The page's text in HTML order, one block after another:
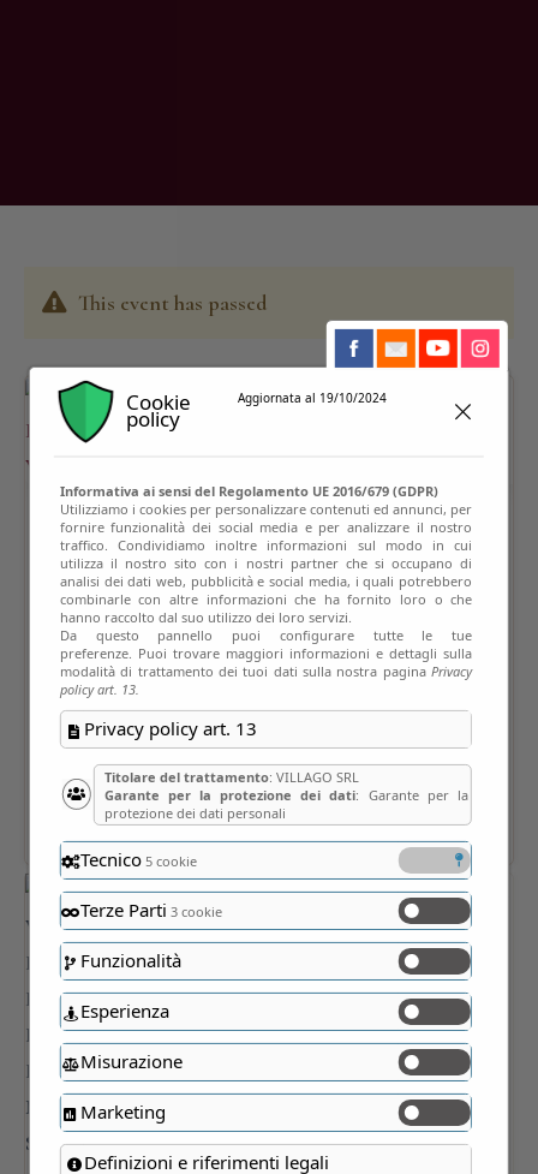
This event has passed
Cookie
policy
Aggiornata al 19/10/2024
Informativa ai sensi del Regolamento UE 2016/679 (GDPR)
Utilizziamo i cookies per personalizzare contenuti ed annunci, per
fornire funzionalità dei social media e per analizzare il nostro
traffico. Condividiamo inoltre informazioni sul modo in cui
utilizza il nostro sito con i nostri partner che si occupano di
analisi dei dati web, pubblicità e social media, i quali potrebbero
combinarle con altre informazioni che ha fornito loro o che
hanno raccolto dal suo utilizzo dei loro servizi.
Da questo pannello puoi configurare tutte le tue
preferenze. Puoi trovare maggiori informazioni e dettagli sulla
modalità di trattamento dei tuoi dati sulla nostra paginaPrivacy
policy art. 13.
Privacy policy art. 13
Titolare del trattamento: VILLAGO SRL
Garante per la protezione dei dati: Garante per la
protezione dei dati personali
Tecnico5 cookie
Terze Parti 3 cookie
Funzionalità
Esperienza
Misurazione
Marketing
Definizioni e riferimenti legali